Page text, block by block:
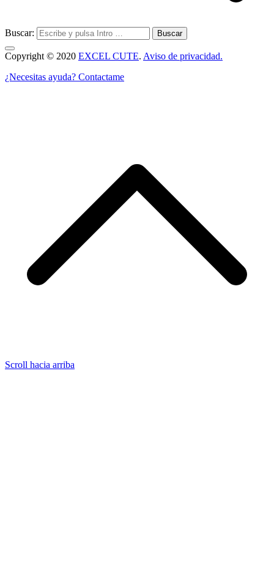
Buscar:
Copyright © 2020 EXCEL CUTE. Aviso de privacidad.
¿Necesitas ayuda? Contactame
Scroll hacia arriba